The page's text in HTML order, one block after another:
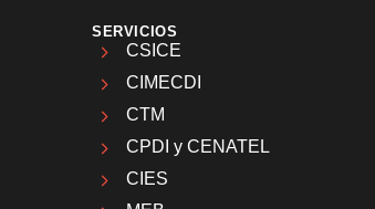
SERVICIOS
CSICE
CIMECDI
CTM
CPDI y CENATEL
CIES